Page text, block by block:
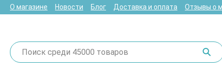
О магазине Новости Блог Доставка и оплата Отзывы о